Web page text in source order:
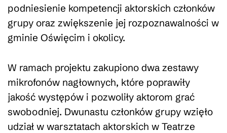
podniesienie kompetencji aktorskich członków
grupy oraz zwiększenie jej rozpoznawalności w
gminie Oświęcim i okolicy.
W ramach projektu zakupiono dwa zestawy
mikrofonów nagłownych, które poprawiły
jakość występów i pozwoliły aktorom grać
swobodniej. Dwunastu członków grupy wzięło
udział w warsztatach aktorskich w Teatrze